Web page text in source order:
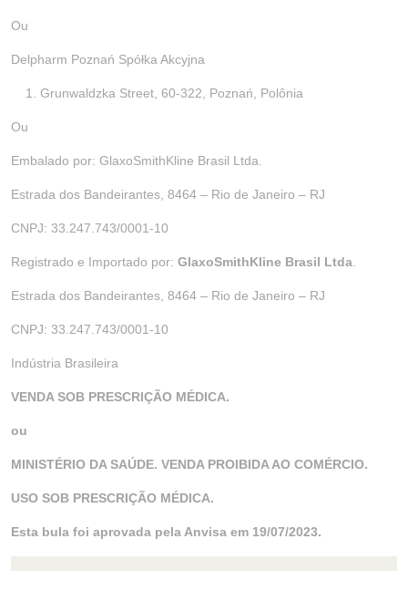
Ou
Delpharm Poznań Spółka Akcyjna
Grunwaldzka Street, 60-322, Poznań, Polônia
Ou
Embalado por: GlaxoSmithKline Brasil Ltda.
Estrada dos Bandeirantes, 8464 – Rio de Janeiro – RJ
CNPJ: 33.247.743/0001-10
Registrado e Importado por: GlaxoSmithKline Brasil Ltda
Estrada dos Bandeirantes, 8464 – Rio de Janeiro – RJ
CNPJ: 33.247.743/0001-10
Indústria Brasileira
VENDA SOB PRESCRIÇÃO MÉDICA.
ou
MINISTÉRIO DA SAÚDE. VENDA PROIBIDA AO COMÉRCIO.
USO SOB PRESCRIÇÃO MÉDICA.
Esta bula foi aprovada pela Anvisa em 19/07/2023.